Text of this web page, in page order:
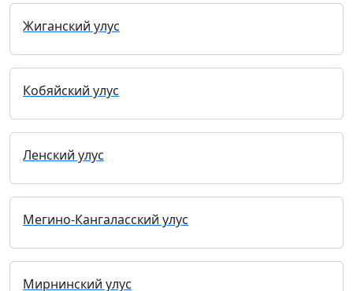
Жиганский улус
Кобяйский улус
Ленский улус
Мегино-Кангаласский улус
Мирнинский улус